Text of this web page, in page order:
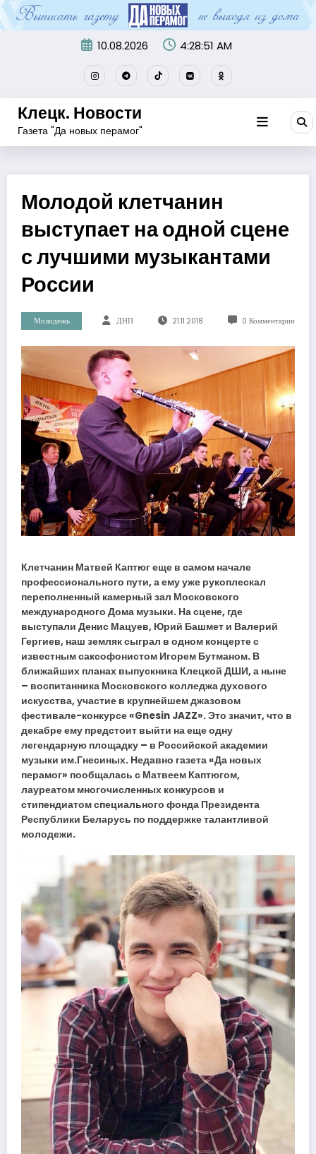
Перейти
к
содержимому
10.08.2026 4:28:53 AM
Клецк. Новости
Газета "Да новых перамог"
Молодой клетчанин
выступает на одной сцене
с лучшими музыкантами
России
Молодежь ДНП 21.11.2018 0 Комментарии
Клетчанин Матвей Каптюг еще в самом начале
профессионального пути, а ему уже рукоплескал
переполненный камерный зал Московского
международного Дома музыки. На сцене, где
выступали Денис Мацуев, Юрий Башмет и Валерий
Гергиев, наш земляк сыграл в одном концерте с
известным саксофонистом Игорем Бутманом. В
ближайших планах выпускника Клецкой ДШИ, а ныне
– воспитанника Московского колледжа духового
искусства, участие в крупнейшем джазовом
фестивале-конкурсе «Gnesin JAZZ». Это значит, что в
декабре ему предстоит выйти на еще одну
легендарную площадку – в Российской академии
музыки им.Гнесиных. Недавно газета «Да новых
перамог» пообщалась с Матвеем Каптюгом,
лауреатом многочисленных конкурсов и
стипендиатом специального фонда Президента
Республики Беларусь по поддержке талантливой
молодежи.